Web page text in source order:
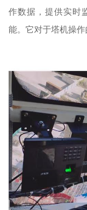
作数据，提供实时
能。它对于塔机操作